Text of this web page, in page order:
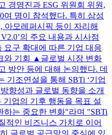
경영진과 ESG 위원회 위원,
여 명이 참석했다. 특히 삼성
아모레퍼시픽 등이 자리해
의 주요 내용과 시사점
구 확대에 따른 기업 대응
와 기회 ▲글로벌 시장 변화
방안 등에 대해 논의했다. 데
기조연설을 통해 SBTi ‘기업
향성과 글로벌 동향을 소개
업의 기후 행동을 목표 설
하는 중요한 변화"라며 "SBTi
적인 비즈니스 가치로 이어